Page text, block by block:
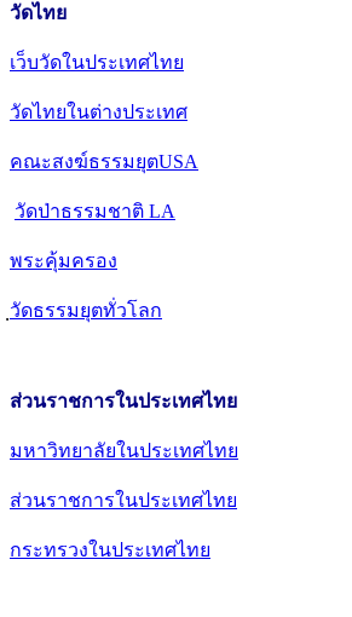
วัดไทย
เว็บวัดในประเทศไทย
วัดไทยในต่างประเทศ
คณะสงฆ์ธรรมยุตUSA
วัดป่าธรรมชาติ LA
พระคุ้มครอง
วัดธรรมยุตทั่วโลก
ส่วนราชการในประเทศไทย
มหาวิทยาลัยในประเทศไทย
ส่วนราชการในประเทศไทย
กระทรวงในประเทศไทย